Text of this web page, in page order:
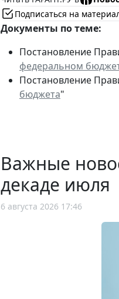
Подписаться на
Документы по теме:
Постановление
федеральном
Постановление
бюджета"
Важные
декаде июля
6 августа 2026 17:46